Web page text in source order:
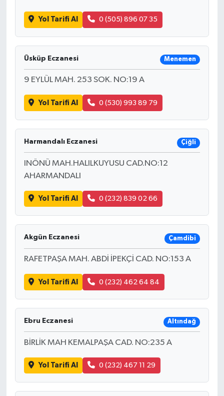
Yol Tarifi Al 0 (505) 896 07 35
Üsküp Eczanesi Menemen
9 EYLÜL MAH. 253 SOK. NO:19 A
Yol Tarifi Al 0 (530) 993 89 79
Harmandalı Eczanesi Çiğli
INÖNÜ MAH.HALILKUYUSU CAD.NO:12
AHARMANDALI
Yol Tarifi Al 0 (232) 839 02 66
Akgün Eczanesi Çamdibi
RAFETPAŞA MAH. ABDİ İPEKÇİ CAD. NO:153 A
Yol Tarifi Al 0 (232) 462 64 84
Ebru Eczanesi Altındağ
BİRLİK MAH KEMALPAŞA CAD. NO:235 A
Yol Tarifi Al 0 (232) 467 11 29